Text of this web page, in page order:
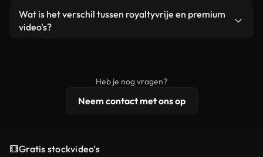
een losstaand product.
Je krijgt schoon, direct bruikbaar beeldmateriaal.
Ja. Je mag onze video's inkorten, bijsnijden of
remixen. Zorg er wel voor dat het eindproduct
Wat is het verschil tussen royaltyvrije en premium
video's?
licentiebescherming omvat.
Heb je nog vragen?
Neem contact met ons op
Gratis stockvideo’s